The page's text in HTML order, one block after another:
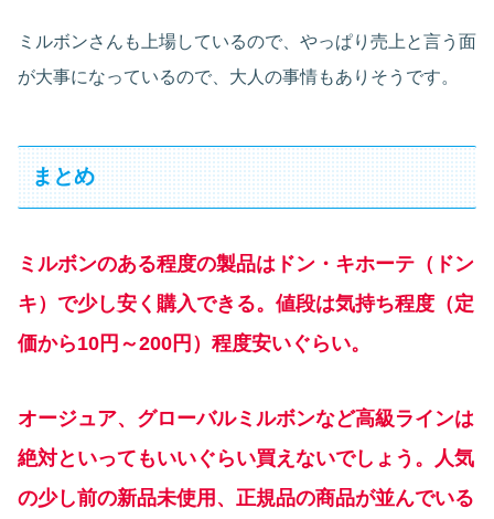
ミルボンさんも上場しているので、やっぱり売上と言う面
が大事になっているので、大人の事情もありそうです。
まとめ
ミルボンのある程度の製品はドン・キホーテ（ドン
キ）で少し安く購入できる。値段は気持ち程度（定
価から10円～200円）程度安いぐらい。
オージュア、グローバルミルボンなど高級ラインは
絶対といってもいいぐらい買えないでしょう。人気
の少し前の新品未使用、正規品の商品が並んでいる